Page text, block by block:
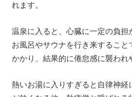
れます。
温泉に入ると、心臓に一定の負担
お風呂やサウナを行き来すること
かかり、結果的に倦怠感に襲われ
熱いお湯に入りすぎると自律神経